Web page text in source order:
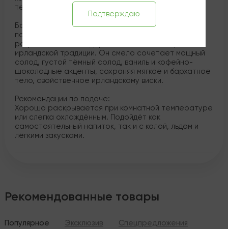
терпкий с шоколадно-кофейной сухостью.
Борн Айриш — не классический виски в строгом
понимании, а новая категория «whiskey spirit drink»,
разработанная как дерзкий и смелый поворот
ирландской традиции. Он смело сочетает мощный
солод, густой тёмный солод, ваниль и кофейно-
шоколадные акценты, сохраняя мягкое и бархатное
тело, свойственное ирландскому виски.
Рекомендации по подаче:
Хорошо раскрывается при комнатной температуре
или слегка охлаждённым. Подойдёт как
самостоятельный напиток, так и с колой, льдом и
лёгкими закусками.
Рекомендованные товары
Популярное Эксклюзив Спецпредложения
Подтверждаю